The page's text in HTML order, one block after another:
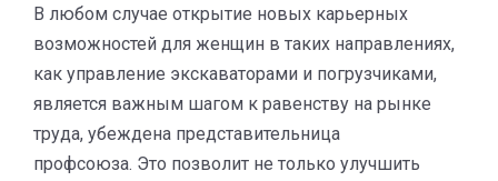
В любом случае открытие новых карьерных
возможностей для женщин в таких направлениях,
как управление экскаваторами и погрузчиками,
является важным шагом к равенству на рынке
труда, убеждена представительница
профсоюза. Это позволит не только улучшить